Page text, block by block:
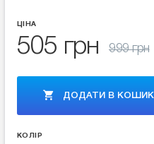
ЦІНА
505 грн 999 грн
ДОДАТИ В КОШИК
КОЛІР